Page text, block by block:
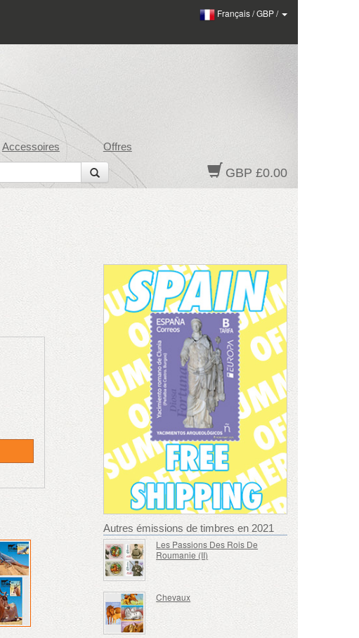
Français/GBP/
Accessoires Offres
GBP £0.00
Autres émissions de timbres en 2021
Les Passions Des Rois De
Roumanie (II)
Chevaux